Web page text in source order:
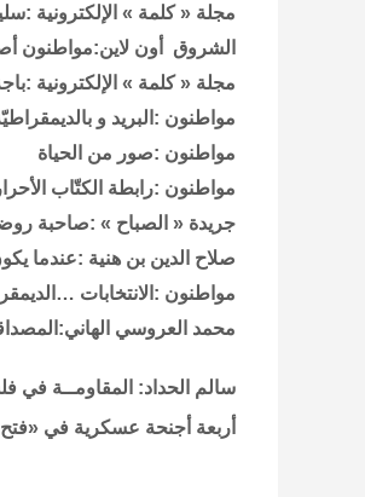
مجلة « كلمة » الإلكترونية
الشروق أون لاين:مواطنون
مجلة « كلمة » الإلكترونية
مواطنون :البريد و
مواطنون :صور من الحياة
مواطنون :رابطة الكتّاب
جريدة « الصباح » :صاحبة
صلاح الدين بن هنية :عندما
مواطنون :الانتخابات
محمد العروسي
سالم الحداد: المقاومــة في
أربعة أجنحة عسكرية في